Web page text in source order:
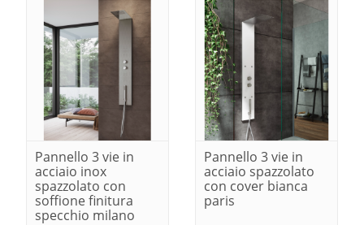
Pannello 3 vie in
acciaio inox
spazzolato con
soffione finitura
specchio milano
Pannello 3 vie in
acciaio spazzolato
con cover bianca
paris